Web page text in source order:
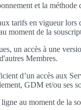
et la méthode
tarifs en vigueur
moment de la
un accès à une
Membres.
d’un accès aux
GDM et/ou ses
au moment de la